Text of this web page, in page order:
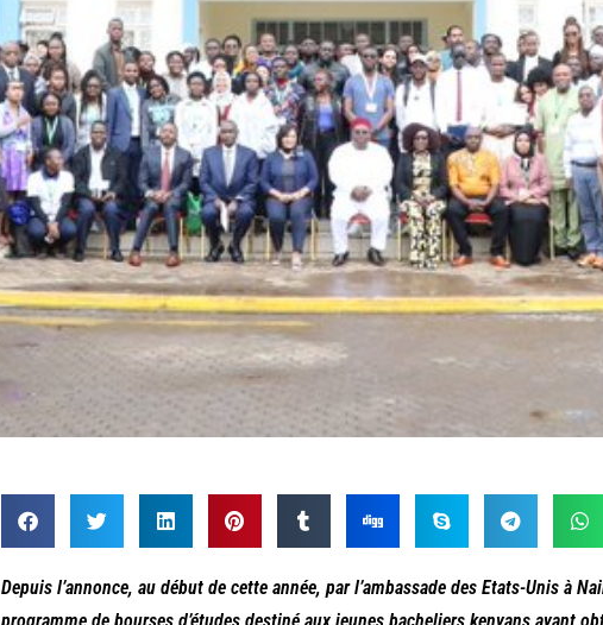
Depuis l’annonce, au début de cette année, par l’ambassade des Etats-Unis à